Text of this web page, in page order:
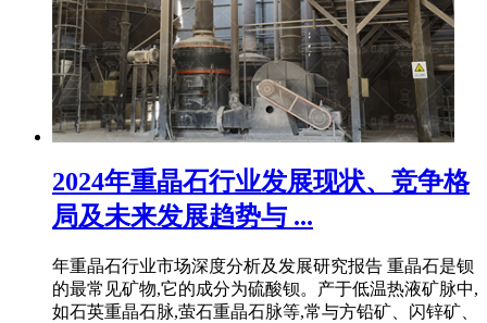
2024年重晶石行业发展现状、竞争格
局及未来发展趋势与 ...
年重晶石行业市场深度分析及发展研究报告 重晶石是钡
的最常见矿物,它的成分为硫酸钡。产于低温热液矿脉中,
如石英重晶石脉,萤石重晶石脉等,常与方铅矿、闪锌矿、